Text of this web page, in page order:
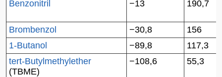
Benzonitril −13 190,7
Brombenzol −30,8
156
1-Butanol
−89,8
117,3
tert-Butylmethylether
(TBME)
−108,6 55,3